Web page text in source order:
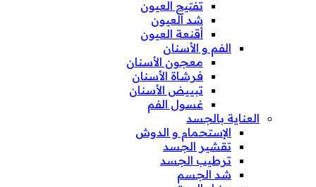
تفتيح العيون
شد العيون
أقنعة العيون
الفم و الأسنان
معجون الأسنان
فرشاة الأسنان
تبييض الأسنان
غسول الفم
العناية بالجسد
الإستحمام و الدوش
تقشير الجسد
ترطيب الجسد
شد الجسم